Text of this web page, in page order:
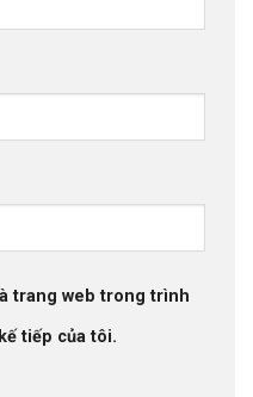
trang web trong trình
tiếp của tôi.